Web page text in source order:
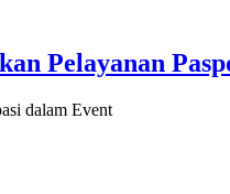
Pelayanan
dalam Event